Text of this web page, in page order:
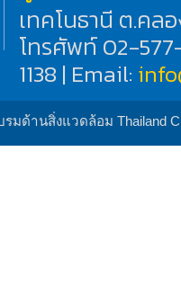
เทคโนธานี ต.คล
โทรศัพท์ 02-
1138 | Email:
มด้านสิ่งแวดล้อม Thailand